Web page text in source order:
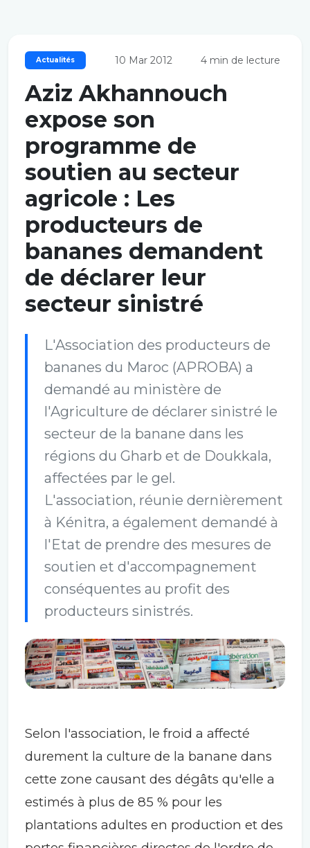
Actualités 10 Mar 2012 4 min de lecture
Aziz Akhannouch
expose son
programme de
soutien au secteur
agricole : Les
producteurs de
bananes demandent
de déclarer leur
secteur sinistré
L'Association des producteurs de
bananes du Maroc (APROBA) a
demandé au ministère de
l'Agriculture de déclarer sinistré le
secteur de la banane dans les
régions du Gharb et de Doukkala,
affectées par le gel.
L'association, réunie dernièrement
à Kénitra, a également demandé à
l'Etat de prendre des mesures de
soutien et d'accompagnement
conséquentes au profit des
producteurs sinistrés.
Selon l'association, le froid a affecté
durement la culture de la banane dans
cette zone causant des dégâts qu'elle a
estimés à plus de 85 % pour les
plantations adultes en production et des